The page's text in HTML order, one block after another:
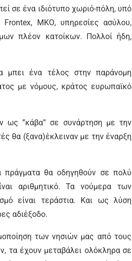
σε ένα ιδιότυπο χωριό-πόλη, υπό
ΜΚΟ, υπηρεσίες ασύλου,
πλέον κατοίκων. Πολλοί ήδη,
μπει ένα τέλος στην παράνομη
με νόμους, κράτος ευρωπαϊκό
ως ”κάβα” σε συνάρτηση με την
θα (ξανα)έκλειναν με την έναρξη
πράγματα θα οδηγηθούν σε πολύ
αριθμητικό. Τα νούμερα των
είναι τεράστια. Και ως λύση
αδιέξοδο.
των νησιών μας από τους
τα έχουν μεταβάλει ολόκληρα σε